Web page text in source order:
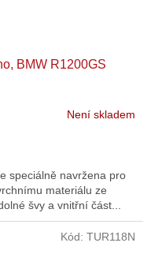
BMW R1200GS
Není skladem
speciálně navržena pro
materiálu ze
švy a vnitřní část...
Kód: TUR118N